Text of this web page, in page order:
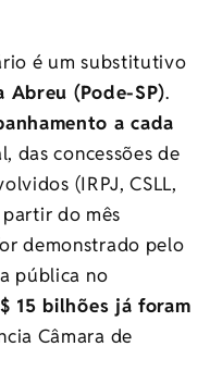
é umsubstitutivo
Abreu (Pode-SP).
a cada
das concessões de
(IRPJ,CSLL,
do mês
demonstrado pelo
pública no
15 bilhões já foram
Câmara de